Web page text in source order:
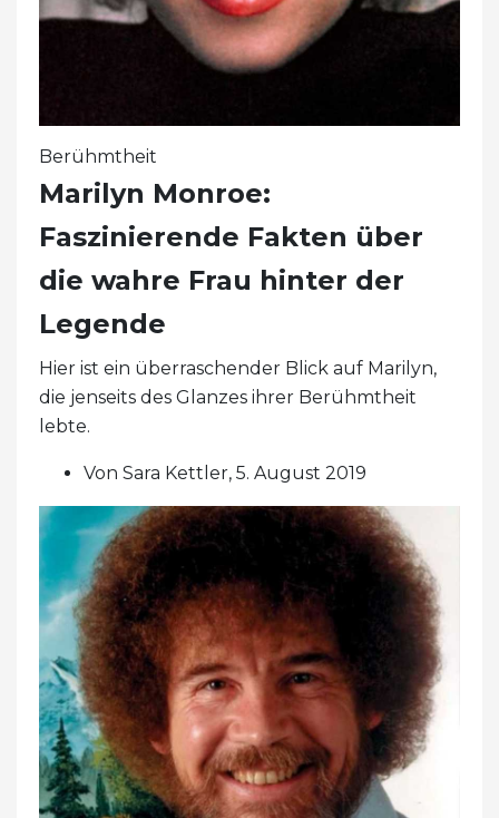
Berühmtheit
Marilyn Monroe:
Faszinierende Fakten über
die wahre Frau hinter der
Legende
Hier ist ein überraschender Blick auf Marilyn,
die jenseits des Glanzes ihrer Berühmtheit
lebte.
Von Sara Kettler, 5. August 2019